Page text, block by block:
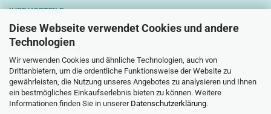
Diese Webseite verwendet Cookies und andere
Technologien
Wir verwenden Cookies und ähnliche Technologien, auch von
Drittanbietern, um die ordentliche Funktionsweise der Website zu
gewährleisten, die Nutzung unseres Angebotes zu analysieren und Ihnen
ein bestmögliches Einkaufserlebnis bieten zu können. Weitere
Informationen finden Sie in unserer Datenschutzerklärung.
IHRE VORTEILE
Sichere Zahlung mit SSL-Verschlüsselung
Kostenlose Beratung
Schnelle Versendung
Paketversand mit DHL